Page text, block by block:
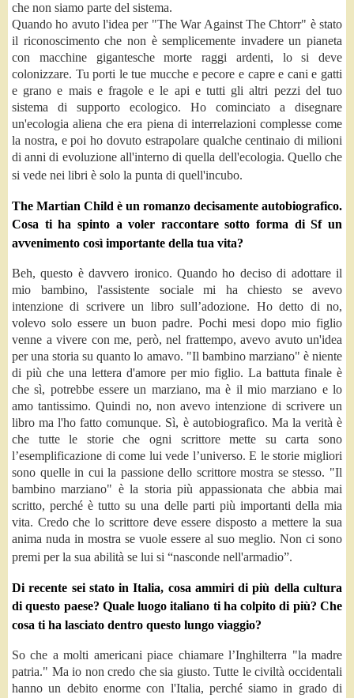
che non siamo parte del sistema.
Quando ho avuto l'idea per "The War Against The Chtorr" è stato
il riconoscimento che non è semplicemente invadere un pianeta
con macchine gigantesche morte raggi ardenti, lo si deve
colonizzare. Tu porti le tue mucche e pecore e capre e cani e gatti
e grano e mais e fragole e le api e tutti gli altri pezzi del tuo
sistema di supporto ecologico. Ho cominciato a disegnare
un'ecologia aliena che era piena di interrelazioni complesse come
la nostra, e poi ho dovuto estrapolare qualche centinaio di milioni
di anni di evoluzione all'interno di quella dell'ecologia. Quello che
si vede nei libri è solo la punta di quell'incubo.
The Martian Child è un romanzo decisamente autobiografico.
Cosa ti ha spinto a voler raccontare sotto forma di Sf un
avvenimento così importante della tua vita?
Beh, questo è davvero ironico. Quando ho deciso di adottare il
mio bambino, l'assistente sociale mi ha chiesto se avevo
intenzione di scrivere un libro sull’adozione. Ho detto di no,
volevo solo essere un buon padre. Pochi mesi dopo mio figlio
venne a vivere con me, però, nel frattempo, avevo avuto un'idea
per una storia su quanto lo amavo. "Il bambino marziano" è niente
di più che una lettera d'amore per mio figlio. La battuta finale è
che sì, potrebbe essere un marziano, ma è il mio marziano e lo
amo tantissimo. Quindi no, non avevo intenzione di scrivere un
libro ma l'ho fatto comunque. Sì, è autobiografico. Ma la verità è
che tutte le storie che ogni scrittore mette su carta sono
l’esemplificazione di come lui vede l’universo. E le storie migliori
sono quelle in cui la passione dello scrittore mostra se stesso. "Il
bambino marziano" è la storia più appassionata che abbia mai
scritto, perché è tutto su una delle parti più importanti della mia
vita. Credo che lo scrittore deve essere disposto a mettere la sua
anima nuda in mostra se vuole essere al suo meglio. Non ci sono
premi per la sua abilità se lui si “nasconde nell'armadio”.
Di recente sei stato in Italia, cosa ammiri di più della cultura
di questo paese? Quale luogo italiano ti ha colpito di più? Che
cosa ti ha lasciato dentro questo lungo viaggio?
So che a molti americani piace chiamare l’Inghilterra "la madre
patria." Ma io non credo che sia giusto. Tutte le civiltà occidentali
hanno un debito enorme con l'Italia, perché siamo in grado di